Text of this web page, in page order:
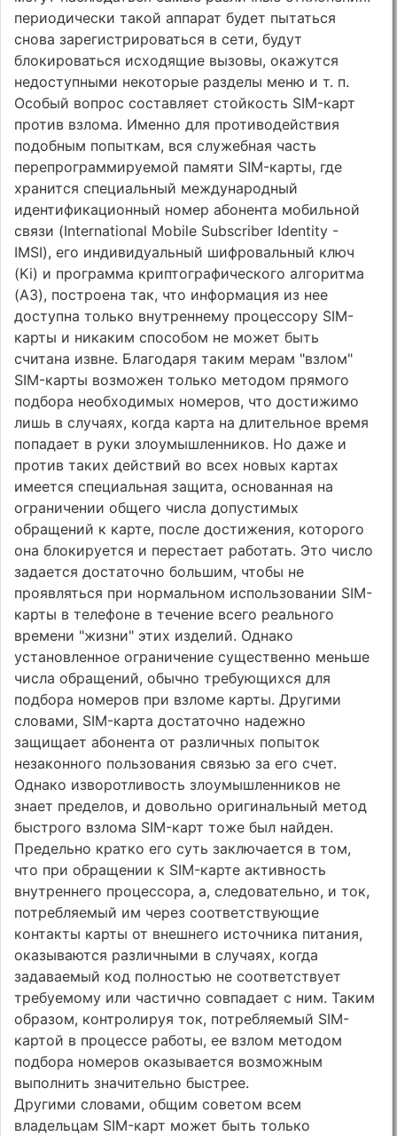
периодически такой аппарат будет пытаться
снова зарегистрироваться в сети, будут
блокироваться исходящие вызовы, окажутся
недоступными некоторые разделы меню и т. п.
Особый вопрос составляет стойкость SIM-карт
против взлома. Именно для противодействия
подобным попыткам, вся служебная часть
перепрограммируемой памяти SIM-карты, где
хранится специальный международный
идентификационный номер абонента мобильной
связи (International Mobile Subscriber Identity -
IMSI), его индивидуальный шифровальный ключ
(Ki) и программа криптографического алгоритма
(A3), построена так, что информация из нее
доступна только внутреннему процессору SIM-
карты и никаким способом не может быть
считана извне. Благодаря таким мерам "взлом"
SIM-карты возможен только методом прямого
подбора необходимых номеров, что достижимо
лишь в случаях, когда карта на длительное время
попадает в руки злоумышленников. Но даже и
против таких действий во всех новых картах
имеется специальная защита, основанная на
ограничении общего числа допустимых
обращений к карте, после достижения, которого
она блокируется и перестает работать. Это число
задается достаточно большим, чтобы не
проявляться при нормальном использовании SIM-
карты в телефоне в течение всего реального
времени "жизни" этих изделий. Однако
установленное ограничение существенно меньше
числа обращений, обычно требующихся для
подбора номеров при взломе карты. Другими
словами, SIM-карта достаточно надежно
защищает абонента от различных попыток
незаконного пользования связью за его счет.
Однако изворотливость злоумышленников не
знает пределов, и довольно оригинальный метод
быстрого взлома SIM-карт тоже был найден.
Предельно кратко его суть заключается в том,
что при обращении к SIM-карте активность
внутреннего процессора, а, следовательно, и ток,
потребляемый им через соответствующие
контакты карты от внешнего источника питания,
оказываются различными в случаях, когда
задаваемый код полностью не соответствует
требуемому или частично совпадает с ним. Таким
образом, контролируя ток, потребляемый SIM-
картой в процессе работы, ее взлом методом
подбора номеров оказывается возможным
выполнить значительно быстрее.
Другими словами, общим советом всем
владельцам SIM-карт может быть только